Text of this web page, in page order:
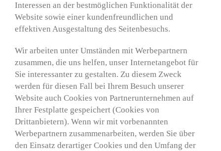
Interessen an der bestmöglichen Funktionalität der
Website sowie einer kundenfreundlichen und
effektiven Ausgestaltung des Seitenbesuchs.
Wir arbeiten unter Umständen mit Werbepartnern
zusammen, die uns helfen, unser Internetangebot für
Sie interessanter zu gestalten. Zu diesem Zweck
werden für diesen Fall bei Ihrem Besuch unserer
Website auch Cookies von Partnerunternehmen auf
Ihrer Festplatte gespeichert (Cookies von
Drittanbietern). Wenn wir mit vorbenannten
Werbepartnern zusammenarbeiten, werden Sie über
den Einsatz derartiger Cookies und den Umfang der